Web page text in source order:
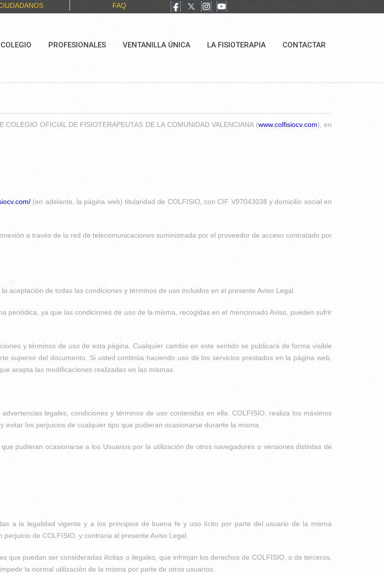
FAQ
PROFESIONALES VENTANILLA ÚNICA LA FISIOTERAPIA CONTACTAR
OFICIAL DE FISIOTERAPEUTAS DE LA COMUNIDAD VALENCIANA (www.colfisiocv.com), en
(en adelante, la página web) titularidad de COLFISIO, con CIF V97043038 y domicilio social en
a través de la red de telecomunicaciones suministrada por el proveedor de acceso contratado por
aceptación de todas las condiciones y términos de uso incluidos en el presente Aviso Legal.
periódica, ya que las condiciones de uso de la misma, recogidas en el mencionado Aviso, pueden sufrir
y términos de uso de esta página. Cualquier cambio en este sentido se publicará de forma visible
superior del documento. Si usted continúa haciendo uso de los servicios prestados en la página web,
acepta las modificaciones realizadas en las mismas.
legales, condiciones y términos de uso contenidas en ella. COLFISIO, realiza los máximos
los perjuicios de cualquier tipo que pudieran ocasionarse durante la misma.
pudieran ocasionarse a los Usuarios por la utilización de otros navegadores o versiones distintas de
a la legalidad vigente y a los principios de buena fe y uso lícito por parte del usuario de la misma
de COLFISIO, y contraria al presente Aviso Legal.
que puedan ser consideradas ilícitas o ilegales, que infrinjan los derechos de COLFISIO, o de terceros,
la normal utilización de la misma por parte de otros usuarios.